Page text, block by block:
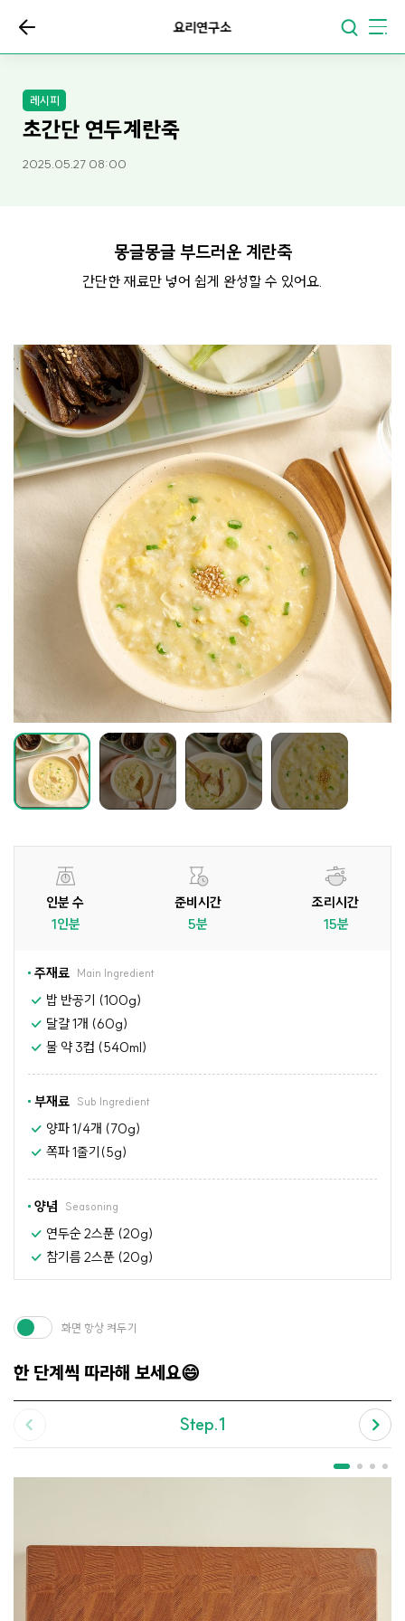
요리연구소
레시피
초간단 연두계란죽
2025.05.27 08:00
몽글몽글 부드러운 계란죽
간단한 재료만 넣어 쉽게 완성할 수 있어요.
인분 수
1인분
준비시간
5분
조리시간
15분
주재료 Main Ingredient
밥 반공기 (100g)
달걀 1개 (60g)
물 약 3컵 (540ml)
부재료 Sub Ingredient
양파 1/4개 (70g)
쪽파 1줄기(5g)
양념 Seasoning
연두순 2스푼 (20g)
참기름 2스푼 (20g)
한 단계씩 따라해 보세요😄
화면 항상 켜두기
Step.1